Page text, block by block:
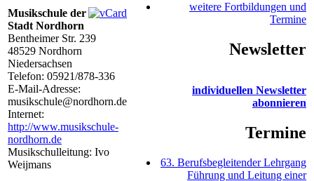
Musikschule der
Stadt Nordhorn
Bentheimer Str. 239
48529 Nordhorn
Niedersachsen
Telefon: 05921/878-336
E-Mail-Adresse:
musikschule@nordhorn.de
Internet:
http://www.musikschule-
nordhorn.de
Musikschulleitung: Ivo
Weijmans
weitere Fortbildungen und
Termine
Newsletter
individuellen Newsletter
abonnieren
Termine
63. Berufsbegleitender Lehrgang
Führung und Leitung einer